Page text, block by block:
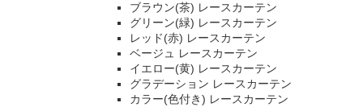
ブラウン(茶) レースカーテン
グリーン(緑) レースカーテン
レッド(赤) レースカーテン
ベージュ レースカーテン
イエロー(黄) レースカーテン
グラデーション レースカーテン
カラー(色付き) レースカーテン